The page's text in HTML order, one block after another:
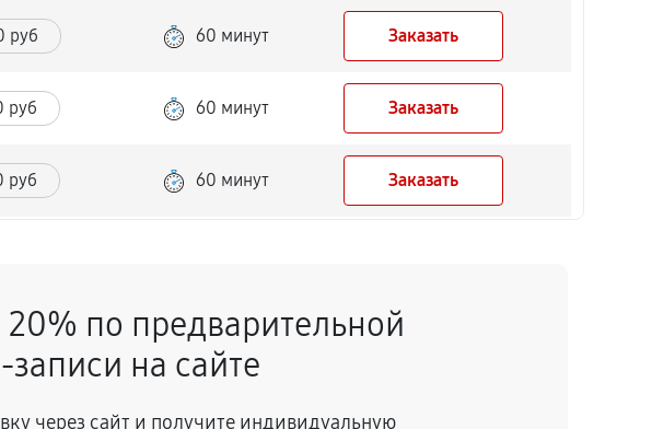
руб 60 минут Заказать
руб 60 минут Заказать
руб 60 минут Заказать
руб 60 минут Заказать
по предварительной
на сайте
через сайт и получите индивидуальную